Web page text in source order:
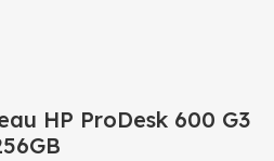
HP ProDesk 600 G3